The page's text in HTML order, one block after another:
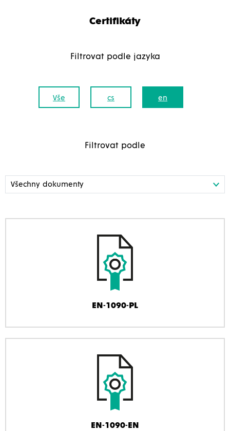
Certifikáty
Filtrovat podle jazyka
Vše cs en
Filtrovat podle
EN-1090-PL
EN-1090-EN